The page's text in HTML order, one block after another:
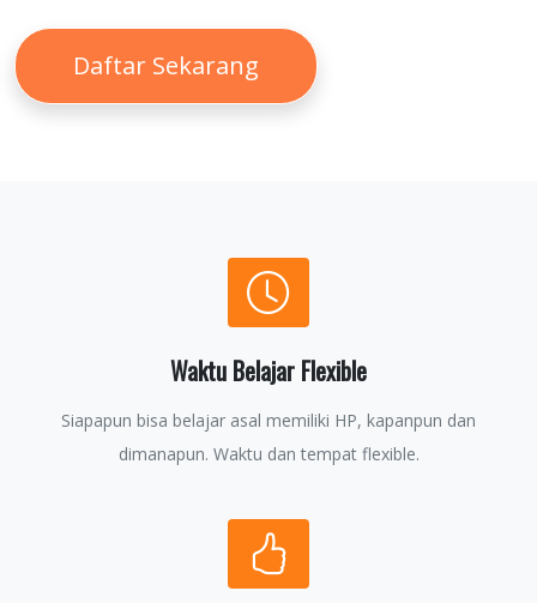
Daftar Sekarang
Waktu Belajar Flexible
Siapapun bisa belajar asal memiliki HP, kapanpun dan
dimanapun. Waktu dan tempat flexible.